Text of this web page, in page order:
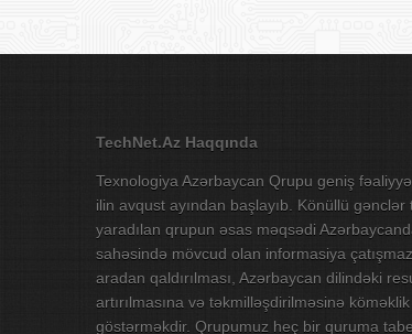
TechNet.Az Haqqında
Texnologiya Azərbaycan Qrupu geniş
ilin avqust ayından başlayıb. Könüllü gənclər
yaradılan qrupun əsas məqsədi
sahəsində mövcud olan informasiya
aradan qaldırılması, Azərbaycan dilindəki
artırılmasına və təkmilləşdirilməsinə köməklik
göstərməkdir. Qrupumuz heç bir quruma